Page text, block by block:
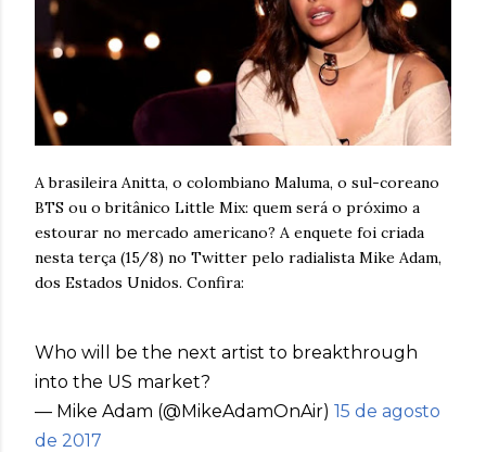
A brasileira Anitta, o colombiano Maluma, o sul-coreano
BTS ou o britânico Little Mix: quem será o próximo a
estourar no mercado americano? A enquete foi criada
nesta terça (15/8) no Twitter pelo radialista Mike Adam,
dos Estados Unidos. Confira:
Who will be the next artist to breakthrough
into the US market?
— Mike Adam (@MikeAdamOnAir) 15 de agosto
de 2017